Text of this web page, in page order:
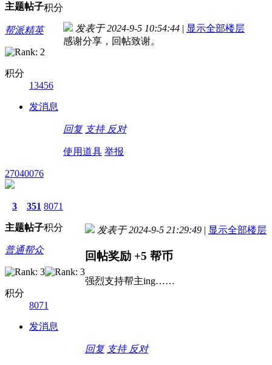
主题帖子积分
帮派精英
积分
13456
发消息
发表于 2024-9-5 10:54:44 | 显示全部楼层
感谢分享，回帖致谢。
回复 支持 反对
使用道具 举报
27040076
3
主题
351
帖子
8071
积分
普通帮众
积分
8071
发消息
发表于 2024-9-5 21:29:49 | 显示全部楼层
回帖奖励 +5 帮币
强烈支持帮主ing……
回复 支持 反对